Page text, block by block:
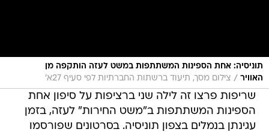
תוניסיה: אחת הספינות המשתתפות במשט לעזה הותקפה מן
האוויר / צילום מסך, תיעוד ברשתות החברתיות לפי סעיף 27א'
שריפות פרצו זה לילה שני ברציפות על סיפון אחת
הספינות המשתתפות ב"משט החירות" לעזה, בזמן
עגינתן בנמלים בצפון תוניסיה. בסרטונים שפורסמו